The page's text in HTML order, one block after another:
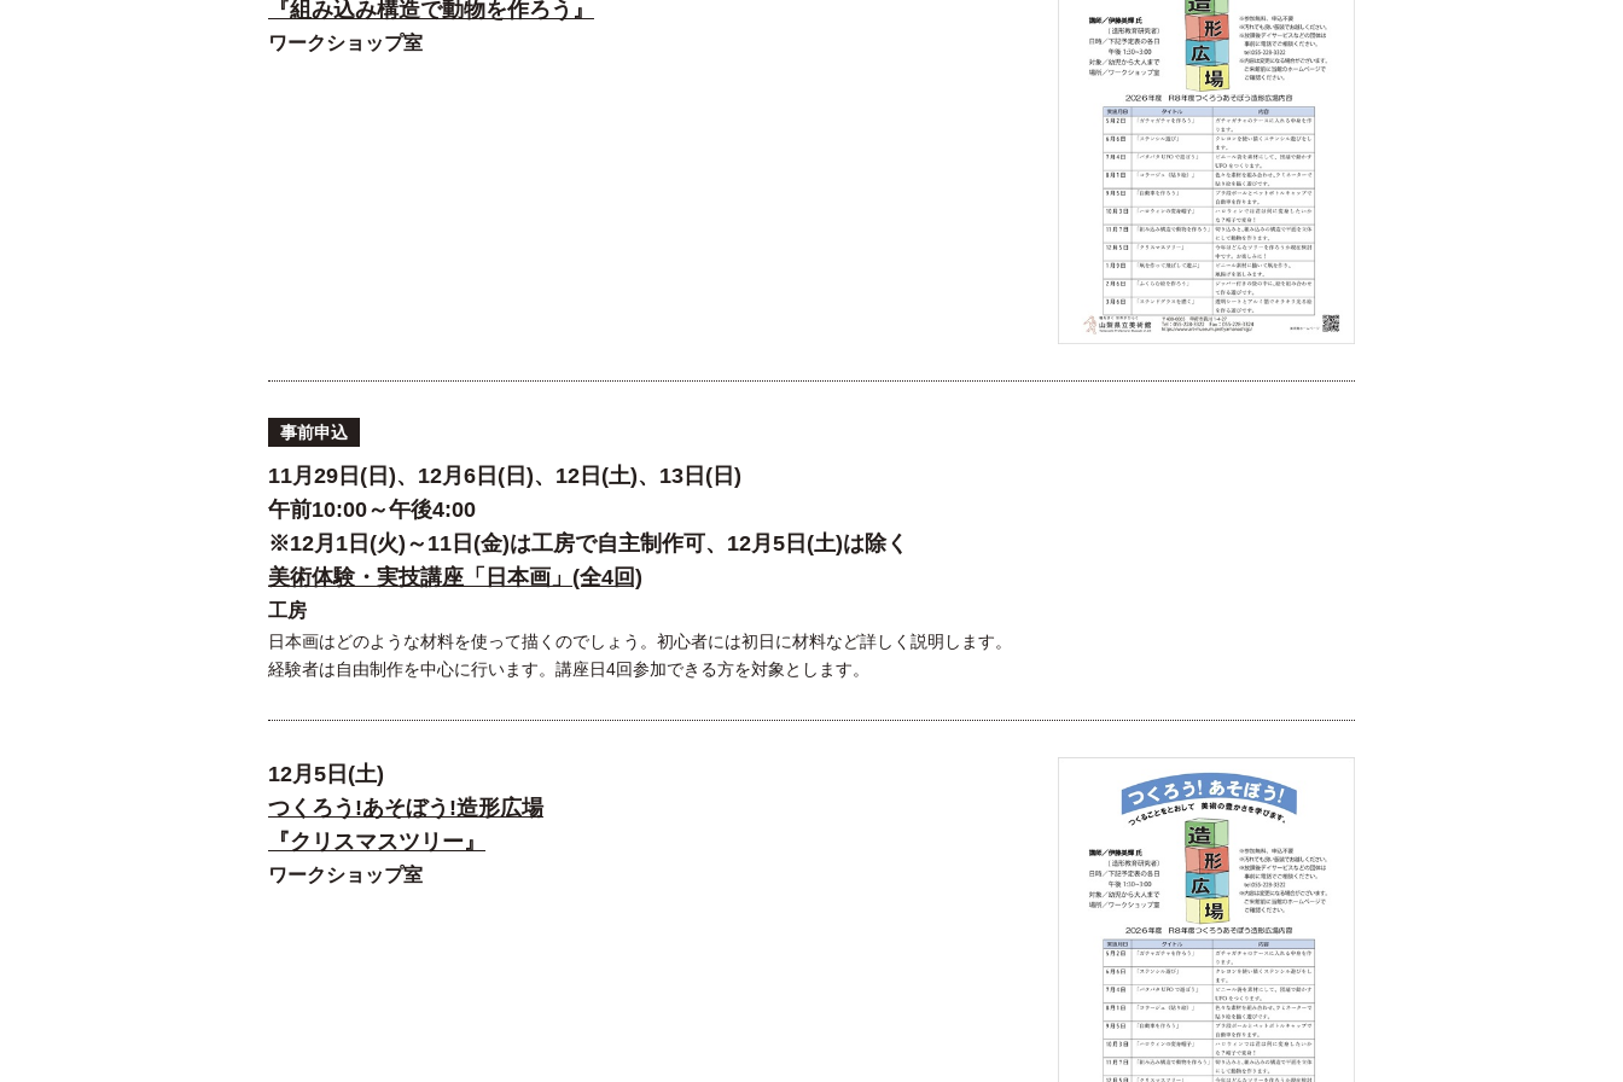
『組み込み構造で動物を作ろう』
ワークショップ室
事前申込
11月29日(日)、12月6日(日)、12日(土)、13日(日)
午前10:00～午後4:00
※12月1日(火)～11日(金)は工房で自主制作可、12月5日(土)は除く
美術体験・実技講座「日本画」(全4回)
工房
日本画はどのような材料を使って描くのでしょう。初心者には初日に材料など詳しく説明します。
経験者は自由制作を中心に行います。講座日4回参加できる方を対象とします。
12月5日(土)
つくろう!あそぼう!造形広場
『クリスマスツリー』
ワークショップ室